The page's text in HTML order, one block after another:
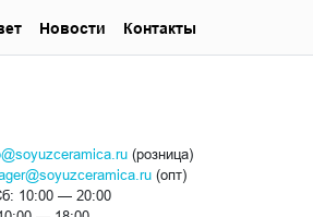
(розница)
(опт)
10:00 — 20:00
Новости Контакты